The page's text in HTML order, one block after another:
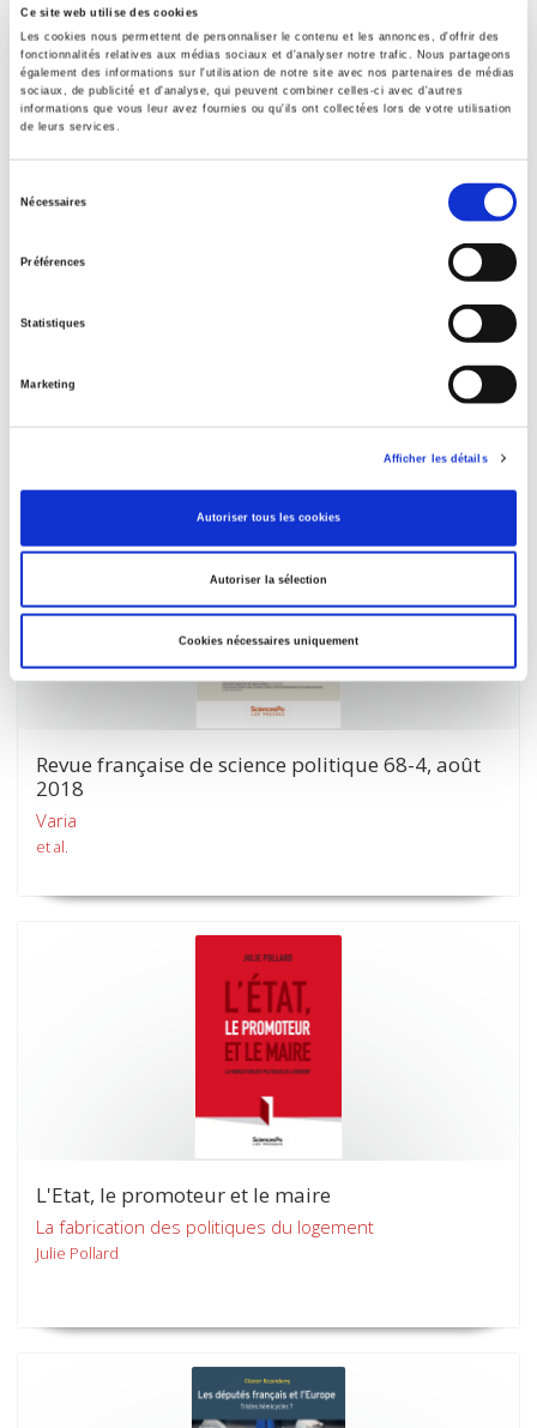
Ce site web utilise des cookies
Les cookies nous permettent de personnaliser le contenu et les annonces, d'offrir des
fonctionnalités relatives aux médias sociaux et d'analyser notre trafic. Nous partageons
également des informations sur l'utilisation de notre site avec nos partenaires de médias
sociaux, de publicité et d'analyse, qui peuvent combiner celles-ci avec d'autres
informations que vous leur avez fournies ou qu'ils ont collectées lors de votre utilisation
de leurs services.
Nécessaires
Préférences
Statistiques
Marketing
Afficher les détails
Autoriser tous les cookies
Autoriser la sélection
Cookies nécessaires uniquement
Trier, exclure et policer
Laurent Fourchard
Revue française de science politique 68-4, août
2018
Varia
et al.
L'Etat, le promoteur et le maire
La fabrication des politiques du logement
Julie Pollard